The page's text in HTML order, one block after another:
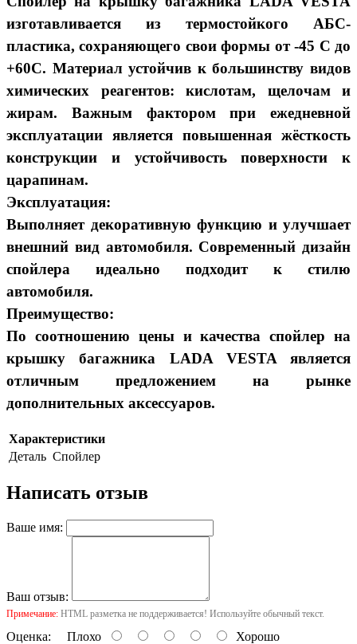
изготавливается из термостойкого АБС-
пластика, сохраняющего свои формы от -45 C до
+60C. Материал устойчив к большинству видов
химических реагентов: кислотам, щелочам и
жирам. Важным фактором при ежедневной
эксплуатации является повышенная жёсткость
конструкции и устойчивость поверхности к
царапинам.
Эксплуатация:
Выполняет декоративную функцию и улучшает
внешний вид автомобиля. Современный дизайн
спойлера идеально подходит к стилю
автомобиля.
Преимущество:
По соотношению цены и качества спойлер на
крышку багажника LADA VESTA является
отличным предложением на рынке
дополнительных аксессуаров.
Характеристики
Деталь Спойлер
Написать отзыв
Ваше имя:
Ваш отзыв:
Примечание: HTML разметка не поддерживается! Используйте обычный текст.
Оценка: Плохо Хорошо